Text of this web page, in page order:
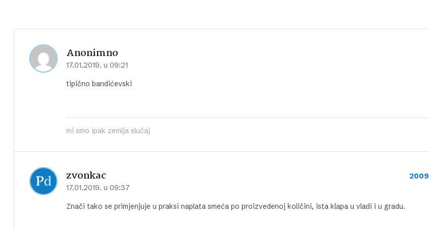
Anonimno
17.01.2019. u 09:21
tipično bandićevski
mi smo ipak zemlja slučaj
zvonkac
17.01.2019. u 09:37
2009
Znači tako se primjenjuje u praksi naplata smeća po proizvedenoj količini, ista klapa u vladi i u gradu.